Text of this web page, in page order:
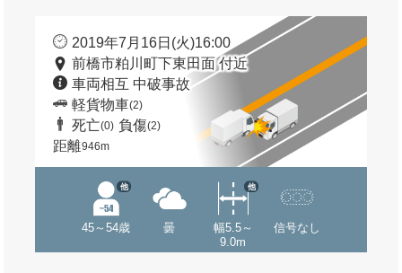
2019年7月16日(火)16:00
前橋市粕川町下東田面 付近
車両相互 中破事故
軽貨物車(2)
死亡(0) 負傷(2)
距離946m
45～54歳
他
曇
幅5.5～
9.0m
他
信号なし